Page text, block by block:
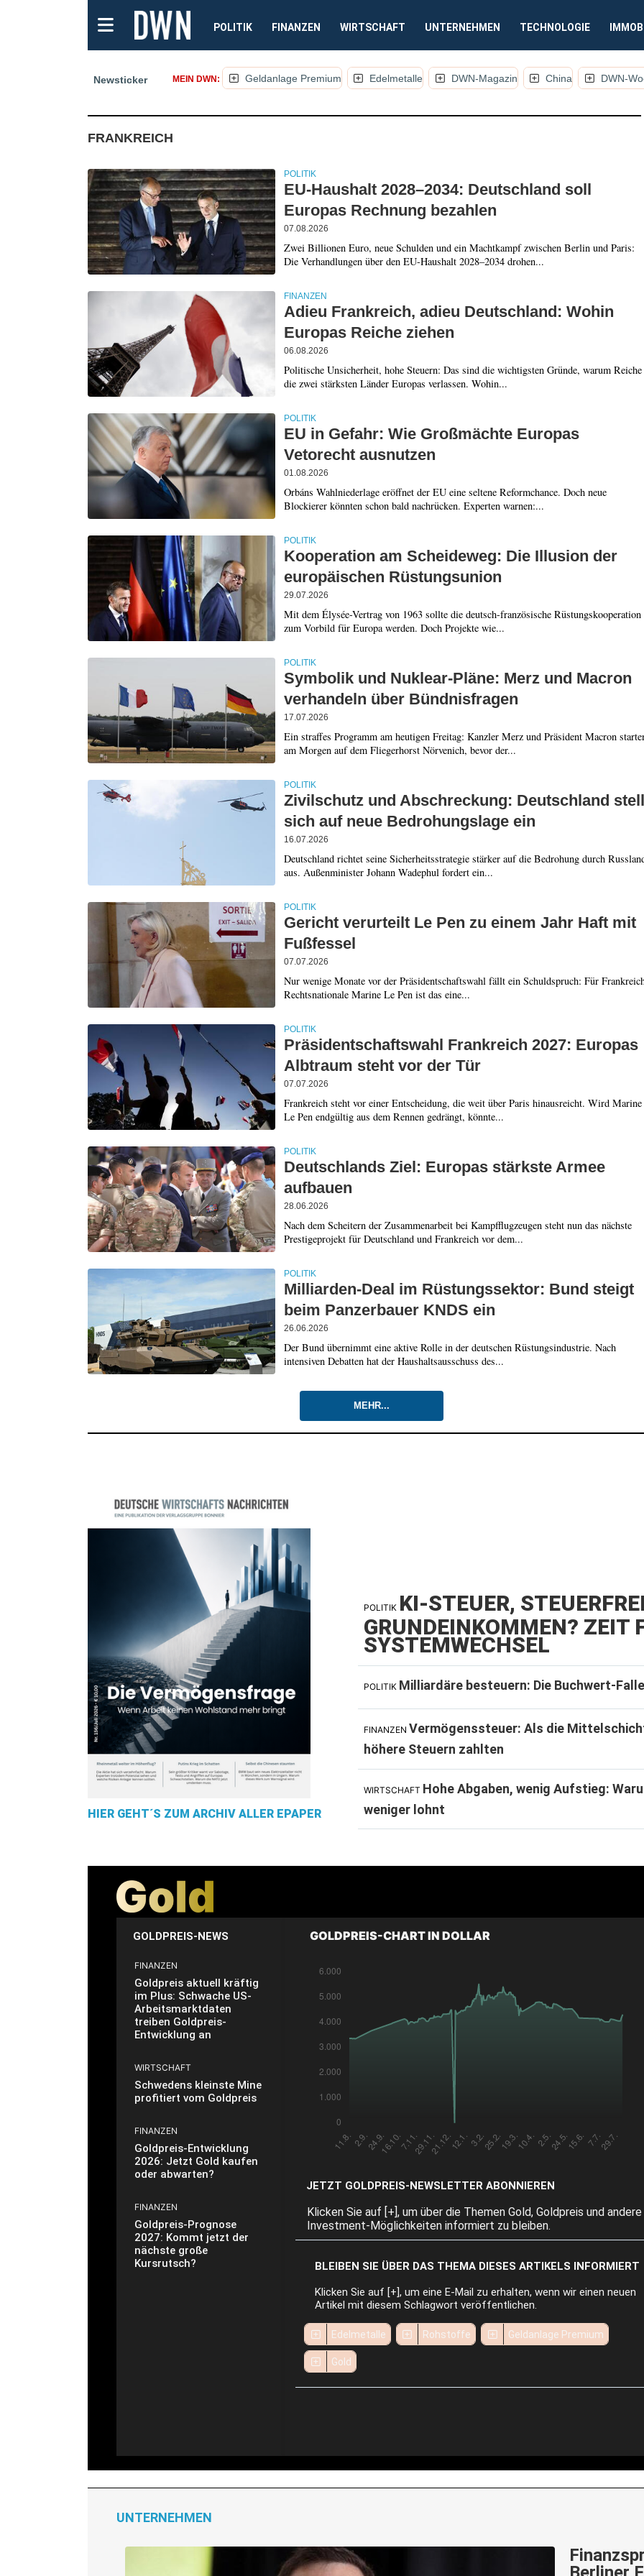
POLITIK FINANZEN WIRTSCHAFT UNTERNEHMEN TECHNOLOGIE
Newsticker MEIN DWN: Geldanlage Premium Edelmetalle DWN-Magazin China DWN-
FRANKREICH
POLITIK
EU-Haushalt 2028–2034: Deutschland soll
Europas Rechnung bezahlen
07.08.2026
Zwei Billionen Euro, neue Schulden und ein Machtkampf zwischen Berlin und Paris:
Die Verhandlungen über den EU-Haushalt 2028–2034 drohen...
FINANZEN
Adieu Frankreich, adieu Deutschland: Wohin
Europas Reiche ziehen
06.08.2026
Politische Unsicherheit, hohe Steuern: Das sind die wichtigsten Gründe, warum Reiche
die zwei stärksten Länder Europas verlassen. Wohin...
POLITIK
EU in Gefahr: Wie Großmächte Europas
Vetorecht ausnutzen
01.08.2026
Orbáns Wahlniederlage eröffnet der EU eine seltene Reformchance. Doch neue
Blockierer könnten schon bald nachrücken. Experten warnen:...
POLITIK
Kooperation am Scheideweg: Die Illusion der
europäischen Rüstungsunion
29.07.2026
Mit dem Élysée-Vertrag von 1963 sollte die deutsch-französische Rüstungskooperation
zum Vorbild für Europa werden. Doch Projekte wie...
POLITIK
Symbolik und Nuklear-Pläne: Merz und Macron
verhandeln über Bündnisfragen
17.07.2026
Ein straffes Programm am heutigen Freitag: Kanzler Merz und Präsident Macron
am Morgen auf dem Fliegerhorst Nörvenich, bevor der...
POLITIK
Zivilschutz und Abschreckung: Deutschland
sich auf neue Bedrohungslage ein
16.07.2026
Deutschland richtet seine Sicherheitsstrategie stärker auf die Bedrohung durch
aus. Außenminister Johann Wadephul fordert ein...
POLITIK
Gericht verurteilt Le Pen zu einem Jahr Haft mit
Fußfessel
07.07.2026
Nur wenige Monate vor der Präsidentschaftswahl fällt ein Schuldspruch: Für
Rechtsnationale Marine Le Pen ist das eine...
POLITIK
Präsidentschaftswahl Frankreich 2027: Europas
Albtraum steht vor der Tür
07.07.2026
Frankreich steht vor einer Entscheidung, die weit über Paris hinausreicht. Wird Marine
Le Pen endgültig aus dem Rennen gedrängt, könnte...
POLITIK
Deutschlands Ziel: Europas stärkste Armee
aufbauen
28.06.2026
Nach dem Scheitern der Zusammenarbeit bei Kampfflugzeugen steht nun das nächste
Prestigeprojekt für Deutschland und Frankreich vor dem...
POLITIK
Milliarden-Deal im Rüstungssektor: Bund steigt
beim Panzerbauer KNDS ein
26.06.2026
Der Bund übernimmt eine aktive Rolle in der deutschen Rüstungsindustrie. Nach
intensiven Debatten hat der Haushaltsausschuss des...
MEHR...
HIER GEHT´S ZUM ARCHIV ALLER EPAPER
POLITIK KI-STEUER,
GRUNDEINKOMMEN? ZEIT
SYSTEMWECHSEL
POLITIK Milliardäre besteuern: Die Buchwert-Falle
FINANZEN Vermögenssteuer: Als die
höhere Steuern zahlten
WIRTSCHAFT Hohe Abgaben, wenig Aufstieg:
weniger lohnt
GOLDPREIS-NEWS
FINANZEN
Goldpreis aktuell kräftig
im Plus: Schwache US-
Arbeitsmarktdaten
treiben Goldpreis-
Entwicklung an
WIRTSCHAFT
Schwedens kleinste Mine
profitiert vom Goldpreis
FINANZEN
Goldpreis-Entwicklung
2026: Jetzt Gold kaufen
oder abwarten?
FINANZEN
Goldpreis-Prognose
2027: Kommt jetzt der
nächste große
Kursrutsch?
GOLDPREIS-CHART IN DOLLAR
JETZT GOLDPREIS-NEWSLETTER ABONNIEREN
Klicken Sie auf [+], um über die Themen Gold, Goldpreis und andere
Investment-Möglichkeiten informiert zu bleiben.
BLEIBEN SIE ÜBER DAS THEMA DIESES ARTIKELS INFORMIERT
Klicken Sie auf [+], um eine E-Mail zu erhalten, wenn wir einen neuen
Artikel mit diesem Schlagwort veröffentlichen.
Edelmetalle Rohstoffe Geldanlage Premium
Gold
UNTERNEHMEN